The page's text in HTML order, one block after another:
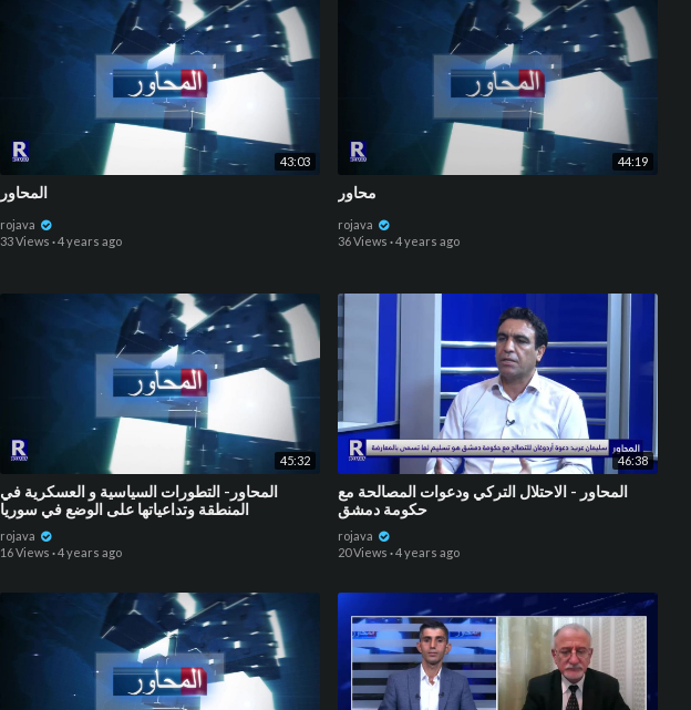
43:03
المحاور
rojava
33 Views ·4 years ago
44:19
محاور
rojava
36 Views ·4 years ago
45:32
المحاور- التطورات السياسية و العسكرية في
المنطقة وتداعياتها على الوضع في سوريا
rojava
16 Views ·4 years ago
46:38
المحاور - الاحتلال التركي ودعوات المصالحة مع
حكومة دمشق
rojava
20 Views ·4 years ago